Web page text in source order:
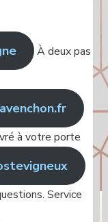
À deux pas
à votre porte
Service